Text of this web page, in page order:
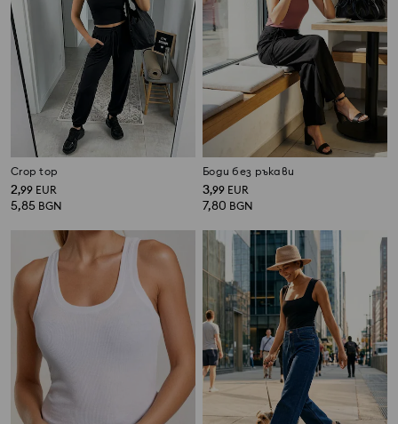
Crop top
2,99 EUR
5,85 BGN
Боди без ръкави
3,99 EUR
7,80 BGN